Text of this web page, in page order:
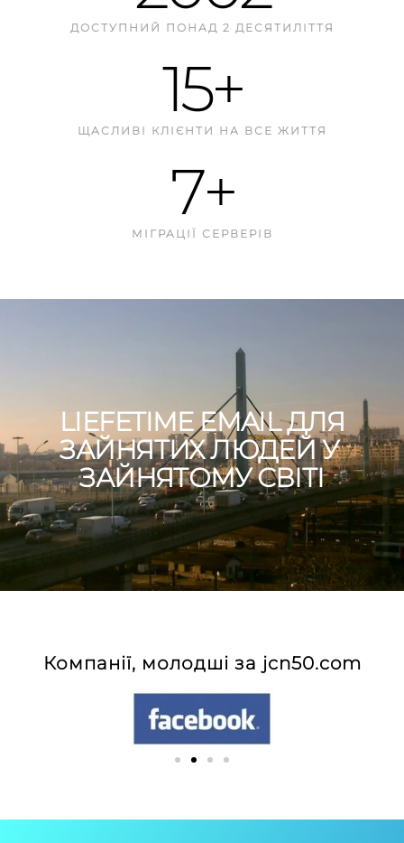
2002
15+
7+
LIEFETIME EMAIL ДЛЯ
ЗАЙНЯТИХ ЛЮДЕЙ У ​​
ЗАЙНЯТОМУ СВІТІ
Компанії, молодші за jcn50.com